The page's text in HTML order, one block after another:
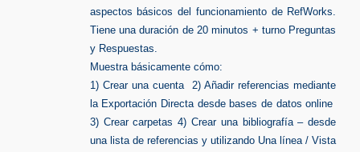
aspectos básicos del funcionamiento de RefWorks.
Tiene una duración de 20 minutos + turno Preguntas
y Respuestas.
Muestra básicamente cómo:
1) Crear una cuenta 2) Añadir referencias mediante
la Exportación Directa desde bases de datos online
3) Crear carpetas 4) Crear una bibliografía – desde
una lista de referencias y utilizando Una línea / Vista